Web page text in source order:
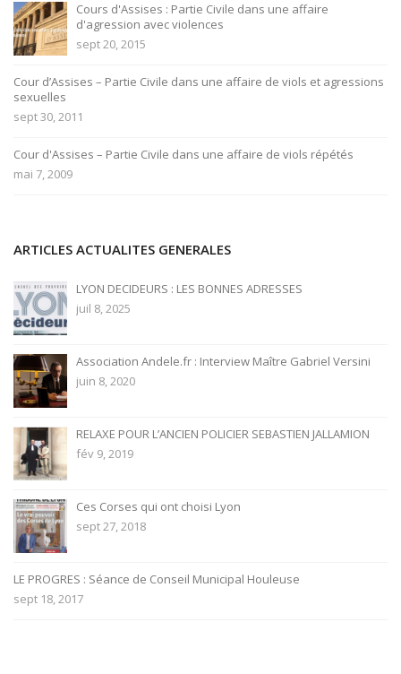
Cours d'Assises : Partie Civile dans une affaire
d'agression avec violences
sept 20, 2015
Cour d’Assises – Partie Civile dans une affaire de viols et agressions
sexuelles
sept 30, 2011
Cour d'Assises – Partie Civile dans une affaire de viols répétés
mai 7, 2009
ARTICLES ACTUALITES GENERALES
LYON DECIDEURS : LES BONNES ADRESSES
juil 8, 2025
Association Andele.fr : Interview Maître Gabriel Versini
juin 8, 2020
RELAXE POUR L’ANCIEN POLICIER SEBASTIEN JALLAMION
fév 9, 2019
Ces Corses qui ont choisi Lyon
sept 27, 2018
LE PROGRES : Séance de Conseil Municipal Houleuse
sept 18, 2017